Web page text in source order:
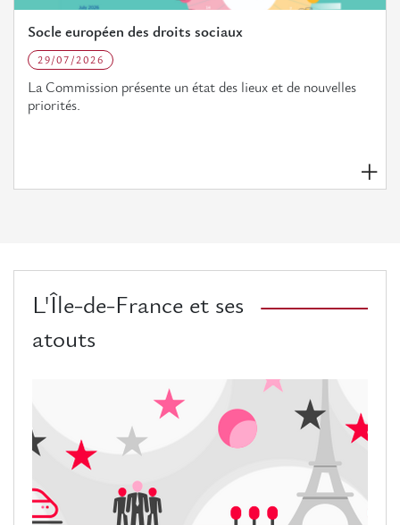
Socle européen des droits sociaux
29/07/2026
La Commission présente un état des lieux et de nouvelles
priorités.
L'Île-de-France et ses
atouts